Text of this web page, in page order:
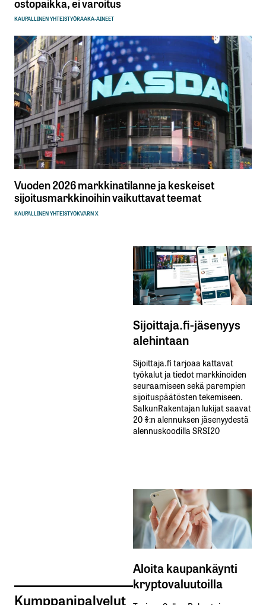
KAUPALLINEN YHTEISTYÖRAAKA-AINEET
Vuoden 2026 markkinatilanne ja keskeiset
sijoitusmarkkinoihin vaikuttavat teemat
KAUPALLINEN YHTEISTYÖKVARN X
Kumppanipalvelut
Sijoittaja.fi-jäsenyys
alehintaan
Sijoittaja.fi tarjoaa kattavat
työkalut ja tiedot markkinoiden
seuraamiseen sekä parempien
sijoituspäätösten tekemiseen.
SalkunRakentajan lukijat saavat
20 %:n alennuksen jäsenyydestä
alennuskoodilla SRSI20
Aloita kaupankäynti
kryptovaluutoilla